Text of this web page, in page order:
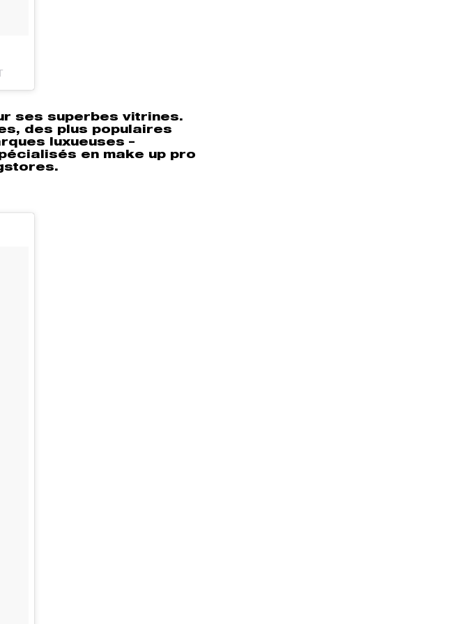
ses superbes vitrines.
des plus populaires
luxueuses –
en make up pro